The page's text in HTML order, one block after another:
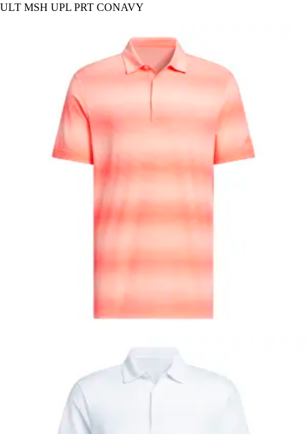
ULT MSH UPL PRT CONAVY